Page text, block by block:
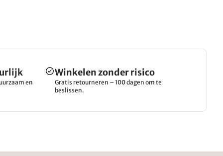
en
Winkelen zonder risico
Gratis retourneren – 100 dagen om te
beslissen.